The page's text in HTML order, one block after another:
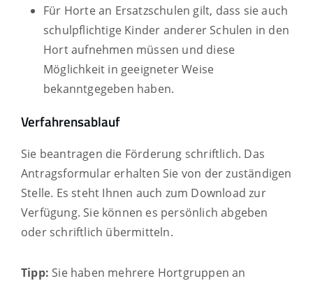
Für Horte an Ersatzschulen gilt, dass sie auch
schulpflichtige Kinder anderer Schulen in den
Hort aufnehmen müssen und diese
Möglichkeit in geeigneter Weise
bekanntgegeben haben.
Verfahrensablauf
Sie beantragen die Förderung schriftlich. Das
Antragsformular erhalten Sie von der zuständigen
Stelle. Es steht Ihnen auch zum Download zur
Verfügung. Sie können es persönlich abgeben
oder schriftlich übermitteln.
Tipp: Sie haben mehrere Hortgruppen an